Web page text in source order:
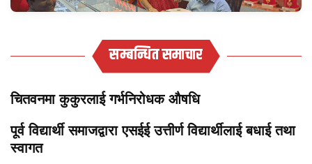
सम्बन्धित समाचार
चितवनमा कुकुरलाई गर्भनिरोधक औषधि
पूर्व विद्यार्थी समाजद्वारा एसईई उत्तीर्ण विद्यार्थीलाई बधाई तथा
स्वागत